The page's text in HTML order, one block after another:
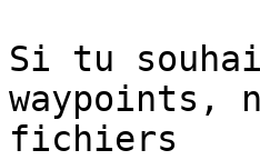
Si tu
waypoints,
fichiers